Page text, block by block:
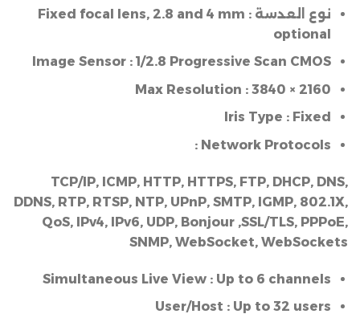
نوع العدسة :
Fixed focal lens, 2.8 and 4 mm
optional
Image Sensor : 1/2.8 Progressive Scan CMOS
Max Resolution :3840 × 2160
Iris Type : Fixed
Network Protocols :
TCP/IP, ICMP, HTTP, HTTPS, FTP, DHCP, DNS,
DDNS, RTP, RTSP, NTP, UPnP, SMTP, IGMP, 802.1X,
QoS, IPv4, IPv6, UDP, Bonjour ,SSL/TLS, PPPoE,
SNMP, WebSocket, WebSockets
Simultaneous Live View : Up to 6 channels
User/Host : Up to 32 users